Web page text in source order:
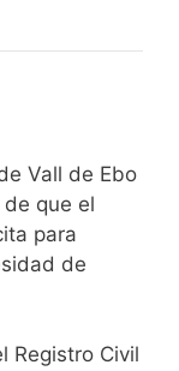
Vall de Ebo
que el
para
de
Registro Civil